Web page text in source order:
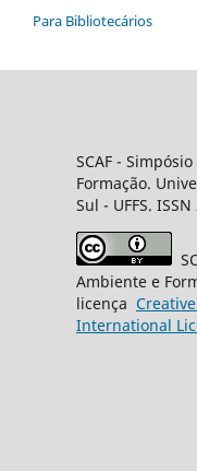
Para Bibliotecários
SCAF -
Formação.
Sul - UFFS.
Ambiente e
licença Creative
International